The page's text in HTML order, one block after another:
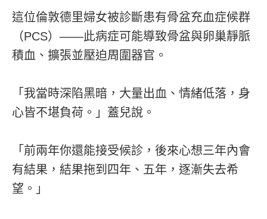
這位倫敦德里婦女被診斷患有骨盆充血症候群
（PCS）——此病症可能導致骨盆與卵巢靜脈
積血、擴張並壓迫周圍器官。
「我當時深陷黑暗，大量出血、情緒低落，身
心皆不堪負荷。」蓋兒說。
「前兩年你還能接受候診，後來心想三年內會
有結果，結果拖到四年、五年，逐漸失去希
望。」